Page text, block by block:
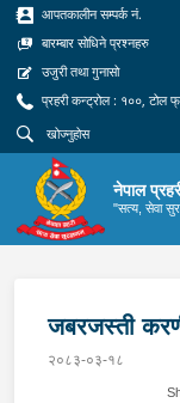
आपतकालीन सम्पर्क नं.
बारम्बार सोधिने प्रश्नहरु
उजुरी तथा गुनासो
प्रहरी कन्ट्रोल : १००, टोल
नेपाल
"सत्य, सेवा
जबरजस्ती
२०८३-०३-१८